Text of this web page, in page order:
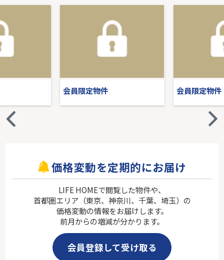
会員限定物件 会員限定物件
価格変動を定期的にお届け
LIFE HOMEで閲覧した物件や、
首都圏エリア（東京、神奈川、千葉、埼玉）の
価格変動の情報をお届けします。
前月からの増減が分かります。
会員登録して受け取る